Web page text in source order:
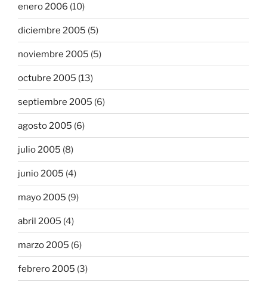
enero 2006 (10)
diciembre 2005 (5)
noviembre 2005 (5)
octubre 2005 (13)
septiembre 2005 (6)
agosto 2005 (6)
julio 2005 (8)
junio 2005 (4)
mayo 2005 (9)
abril 2005 (4)
marzo 2005 (6)
febrero 2005 (3)